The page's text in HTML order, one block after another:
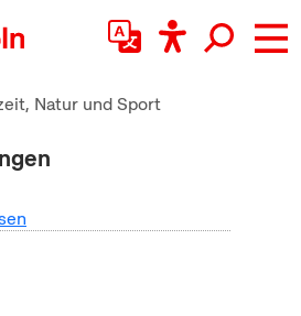
Natur und Sport